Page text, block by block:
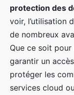
protection des
voir, l’utilisation
de nombreux
Que ce soit
garantir un
protéger les
services cloud